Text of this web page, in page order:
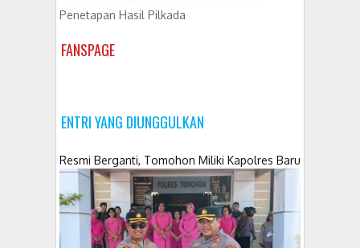
Penetapan Hasil Pilkada
FANSPAGE
ENTRI YANG DIUNGGULKAN
Resmi Berganti, Tomohon Miliki Kapolres Baru